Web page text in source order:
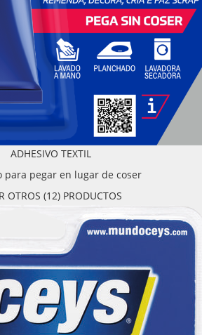
ADHESIVO TEXTIL
para pegar en lugar de coser
OTROS (12) PRODUCTOS